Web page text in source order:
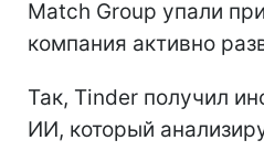
Match Group упали
компания активно
Так, Tinder получил
ИИ, который